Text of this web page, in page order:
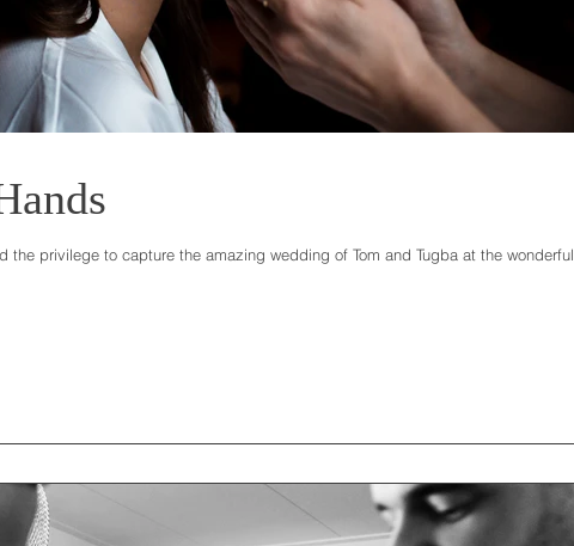
the privilege to capture the amazing wedding of Tom and Tugba at the wonderful